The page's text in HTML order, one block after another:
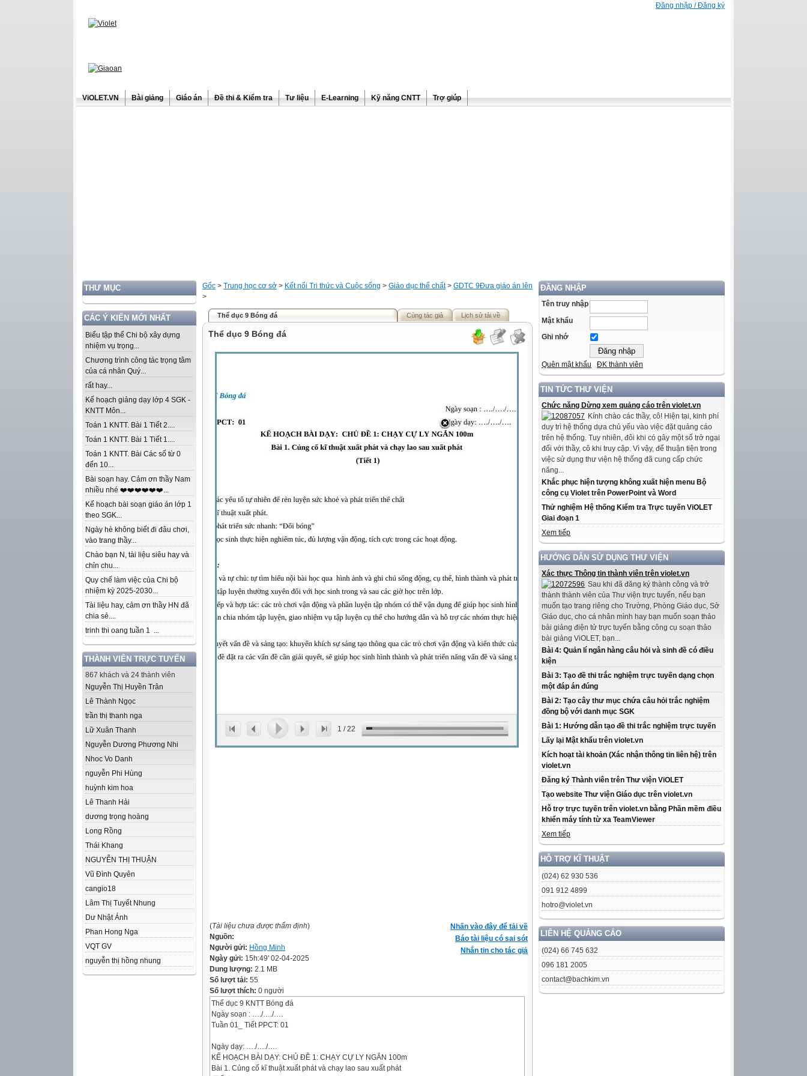
Đăng nhập / Đăng ký
ViOLET.VN Bài giảng Giáo án Đề thi & Kiểm tra Tư liệu E-Learning Kỹ năng CNTT Trợ giúp
THƯ MỤC
CÁC Ý KIẾN MỚI NHẤT
Biểu tập thể Chi bộ xây dựng
nhiệm vụ trọng...
Chương trình công tác trọng tâm
của cá nhân Quý...
rất hay...
Kế hoạch giảng dạy lớp 4 SGK -
KNTT Môn...
Toán 1 KNTT. Bài 1 Tiết 2....
Toán 1 KNTT. Bài 1 Tiết 1....
Toán 1 KNTT. Bài Các số từ 0
đến 10...
Bài soạn hay. Cảm ơn thầy Nam
nhiều nhé ❤️❤️❤️❤️❤️❤️...
Kế hoạch bài soạn giáo án lớp 1
theo SGK...
Ngày hè không biết đi đâu chơi,
vào trang thầy...
Chào bạn N, tài liệu siêu hay và
chỉn chu...
Quy chế làm việc của Chi bộ
nhiệm kỳ 2025-2030...
Tài liệu hay, cảm ơn thầy HN đã
chia sẻ....
trinh thi oang tuần 1 ...
THÀNH VIÊN TRỰC TUYẾN
867 khách và 24 thành viên
Nguyễn Thị Huyền Trân
Lê Thành Ngọc
trần thị thanh nga
Lữ Xuân Thanh
Nguyễn Dương Phương Nhi
Nhoc Vo Danh
nguyễn Phi Hùng
huỳnh kim hoa
Lê Thanh Hải
dương trọng hoàng
Long Rồng
Thái Khang
NGUYỄN THỊ THUẬN
Vũ Đình Quyên
cangio18
Lâm Thị Tuyết Nhung
Dư Nhật Ánh
Phan Hong Nga
VQT GV
nguyễn thị hồng nhung
ĐĂNG NHẬP
Tên truy nhập
Mật khẩu
Ghi nhớ
Quên mật khẩu ĐK thành viên
TIN TỨC THƯ VIỆN
Chức năng Dừng xem quảng cáo trên violet.vn
Kính chào các thầy, cô! Hiện tại, kinh phí
duy trì hệ thống dựa chủ yếu vào việc đặt quảng cáo
trên hệ thống. Tuy nhiên, đôi khi có gây một số trở ngại
đối với thầy, cô khi truy cập. Vì vậy, để thuận tiện trong
việc sử dụng thư viện hệ thống đã cung cấp chức
năng...
Khắc phục hiện tượng không xuất hiện menu Bộ
công cụ Violet trên PowerPoint và Word
Thử nghiệm Hệ thống Kiểm tra Trực tuyến ViOLET
Giai đoạn 1
Xem tiếp
HƯỚNG DẪN SỬ DỤNG THƯ VIỆN
Xác thực Thông tin thành viên trên violet.vn
Sau khi đã đăng ký thành công và trở
thành thành viên của Thư viện trực tuyến, nếu bạn
muốn tạo trang riêng cho Trường, Phòng Giáo dục, Sở
Giáo dục, cho cá nhân mình hay bạn muốn soạn thảo
bài giảng điện tử trực tuyến bằng công cụ soạn thảo
bài giảng ViOLET, bạn...
Bài 4: Quản lí ngân hàng câu hỏi và sinh đề có điều
kiện
Bài 3: Tạo đề thi trắc nghiệm trực tuyến dạng chọn
một đáp án đúng
Bài 2: Tạo cây thư mục chứa câu hỏi trắc nghiệm
đồng bộ với danh mục SGK
Bài 1: Hướng dẫn tạo đề thi trắc nghiệm trực tuyến
Lấy lại Mật khẩu trên violet.vn
Kích hoạt tài khoản (Xác nhận thông tin liên hệ) trên
violet.vn
Đăng ký Thành viên trên Thư viện ViOLET
Tạo website Thư viện Giáo dục trên violet.vn
Hỗ trợ trực tuyến trên violet.vn bằng Phần mềm điều
khiển máy tính từ xa TeamViewer
Xem tiếp
HỖ TRỢ KĨ THUẬT
(024) 62 930 536
091 912 4899
hotro@violet.vn
LIÊN HỆ QUẢNG CÁO
(024) 66 745 632
096 181 2005
contact@bachkim.vn
Đưa giáo án lên
Gốc > Trung học cơ sở > Kết nối Tri thức và Cuộc sống > Giáo dục thể chất> GDTC 9
>
Thể dục 9 Bóng đá Cùng tác giả Lịch sử tải về
Thể dục 9 Bóng đá
1 /22
Nhấn vào đây để tải về
Báo tài liệu có sai sót
Nhắn tin cho tác giả
(Tài liệu chưa được thẩm định)
Nguồn:
Người gửi: Hồng Minh
Ngày gửi: 15h:49' 02-04-2025
Dung lượng: 2.1 MB
Số lượt tải: 55
Số lượt thích: 0 người
Thể dục 9 KNTT Bóng đá
Ngày soạn : …./…./….
Tuần 01_ Tiết PPCT: 01
Ngày dạy: …./…./….
KẾ HOẠCH BÀI DẠY: CHỦ ĐỀ 1: CHẠY CỰ LY NGẮN 100m
Bài 1. Củng cố kĩ thuật xuất phát và chạy lao sau xuất phát